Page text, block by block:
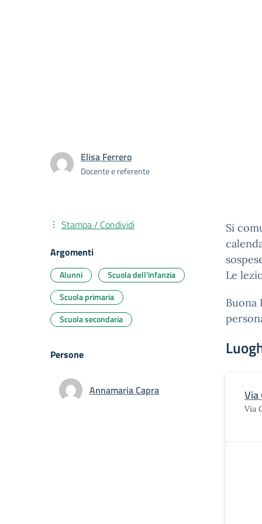
Elisa Ferrero
Docente e referente
Si
Le
Buona
Via
Via
Stampa / Condividi
Argomenti
Alunni
Scuola dell'infanzia
Scuola primaria
Scuola secondaria
Persone
Annamaria Capra